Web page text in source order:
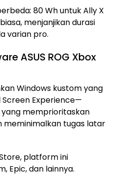
80 Wh untuk Ally X
menjanjikan durasi
varian pro.
ASUS ROG Xbox
Windows kustom yang
Screen Experience—
memprioritaskan
tugas latar
platform ini
Epic, dan lainnya.